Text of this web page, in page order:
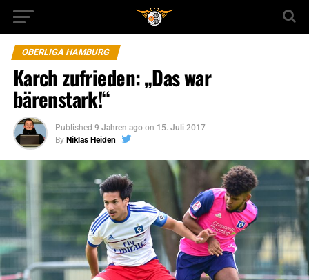
OBERLIGA HAMBURG
Karch zufrieden: „Das war
bärenstark!“
Published 9 Jahren ago on 15. Juli 2017
By Niklas Heiden